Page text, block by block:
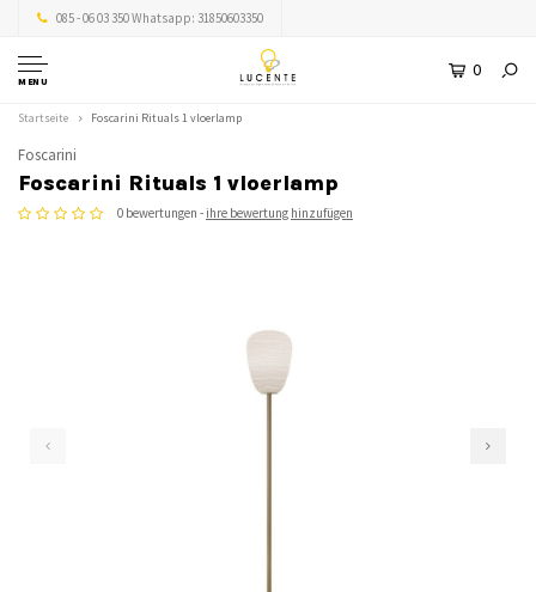
085 - 06 03 350 Whatsapp: 31850603350
MENU
0
Startseite Foscarini Rituals 1 vloerlamp
Foscarini
Foscarini Rituals 1 vloerlamp
0 bewertungen - ihre bewertung hinzufügen